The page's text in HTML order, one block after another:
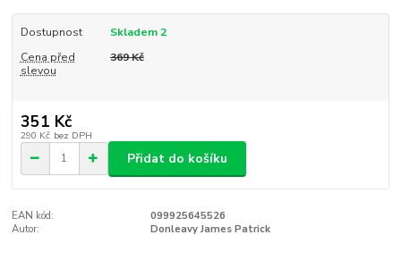
Dostupnost
Skladem 2
Cena před
slevou
369 Kč
351 Kč
290 Kč bez DPH
Přidat do košíku
EAN kód:
099925645526
Autor:
Donleavy James Patrick